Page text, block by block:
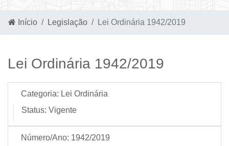
Início Legislação Lei Ordinária 1942/2019
Lei Ordinária 1942/2019
Categoria: Lei Ordinária
Status: Vigente
Número/Ano: 1942/2019